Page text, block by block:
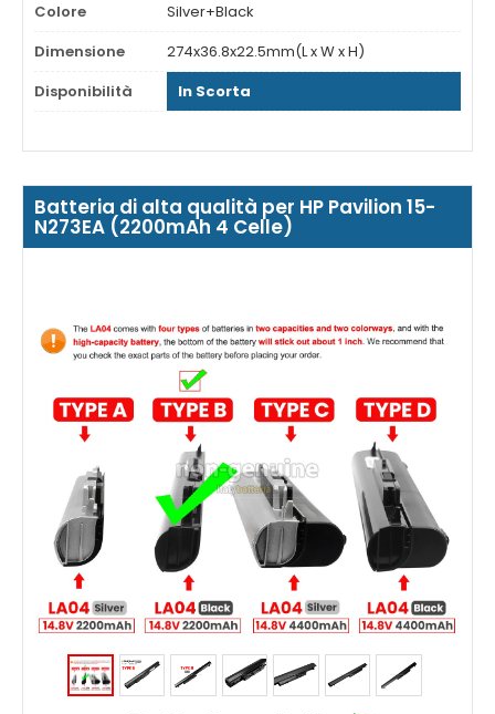
Colore
Silver+Black
Dimensione
274x36.8x22.5mm(L x W x H)
Disponibilità
In Scorta
Batteria di alta qualità per HP Pavilion 15-
N273EA (2200mAh 4 Celle)